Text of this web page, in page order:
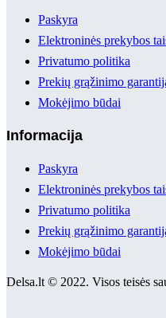
Paskyra
Elektroninės prekybos
Privatumo politika
Prekių grąžinimo
Mokėjimo būdai
Informacija
Paskyra
Elektroninės prekybos
Privatumo politika
Prekių grąžinimo
Mokėjimo būdai
Delsa.lt © 2022. Visos teisės